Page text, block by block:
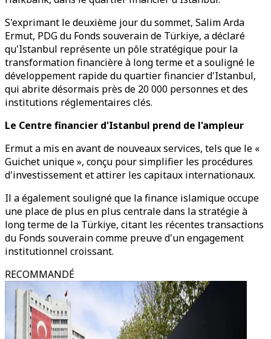
S'exprimant le deuxième jour du sommet, Salim Arda
Ermut, PDG du Fonds souverain de Türkiye, a déclaré
qu'Istanbul représente un pôle stratégique pour la
transformation financière à long terme et a souligné le
développement rapide du quartier financier d'Istanbul,
qui abrite désormais près de 20 000 personnes et des
institutions réglementaires clés.
Le Centre financier d'Istanbul prend de l'ampleur
Ermut a mis en avant de nouveaux services, tels que le «
Guichet unique », conçu pour simplifier les procédures
d'investissement et attirer les capitaux internationaux.
Il a également souligné que la finance islamique occupe
une place de plus en plus centrale dans la stratégie à
long terme de la Türkiye, citant les récentes transactions
du Fonds souverain comme preuve d'un engagement
institutionnel croissant.
RECOMMANDÉ